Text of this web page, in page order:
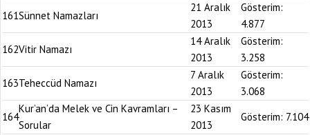
161Sünnet Namazları
21 Aralık
2013
Gösterim:
4.877
162Vitir Namazı
14 Aralık
2013
Gösterim:
3.258
163Teheccüd Namazı
7 Aralık
2013
Gösterim:
3.068
164
Kur’an’da Melek ve Cin Kavramları –
Sorular
23 Kasım
2013
Gösterim: 7.104